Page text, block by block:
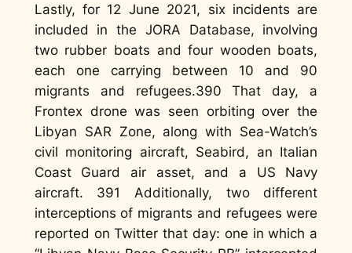
Lastly, for 12 June 2021, six incidents are
included in the JORA Database, involving
two rubber boats and four wooden boats,
each one carrying between 10 and 90
migrants and refugees.390 That day, a
Frontex drone was seen orbiting over the
Libyan SAR Zone, along with Sea-Watch’s
civil monitoring aircraft, Seabird, an Italian
Coast Guard air asset, and a US Navy
aircraft. 391 Additionally, two different
interceptions of migrants and refugees were
reported on Twitter that day: one in which a